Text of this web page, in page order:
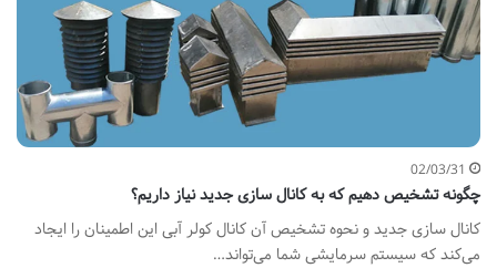
02/03/31
چگونه تشخیص دهیم که به کانال سازی جدید نیاز داریم؟
کانال سازی جدید و نحوه تشخیص آن کانال کولر آبی این اطمینان را ایجاد
می‌کند که سیستم سرمایشی شما می‌تواند…